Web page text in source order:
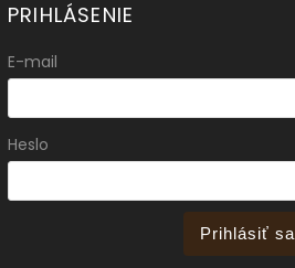
PRIHLÁSENIE
E-mail
Heslo
Prihlásiť sa